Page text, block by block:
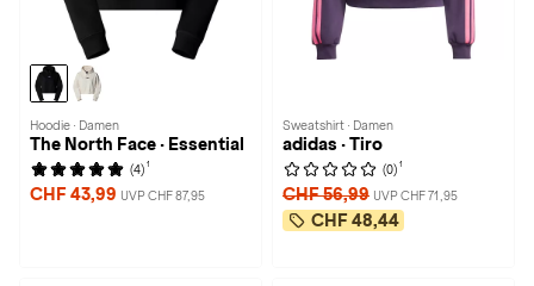
Hoodie · Damen
The North Face · Essential
(4) 1
CHF 43,99 UVP CHF 87,95
Sweatshirt · Damen
adidas · Tiro
(0) 1
CHF 56,99 UVP CHF 71,95
CHF 48,44